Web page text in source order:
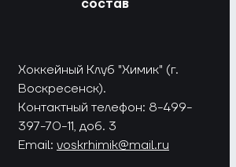
состав
Хоккейный Клуб "Химик" (г.
Воскресенск).
Контактный телефон: 8-499-
397-70-11, доб. 3
Email: voskrhimik@mail.ru